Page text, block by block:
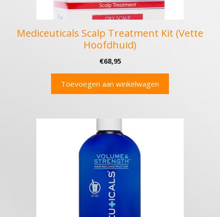
Mediceuticals Scalp Treatment Kit (Vette
Hoofdhuid)
€68,95
Toevoegen aan winkelwagen